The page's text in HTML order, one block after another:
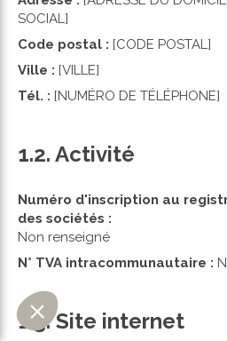
SOCIAL]
Code postal : [CODE POSTAL]
Ville : [VILLE]
Tél. : [NUMÉRO DE TÉLÉPHONE]
1.2. Activité
Numéro d'inscription au
des sociétés :
Non renseigné
N° TVA intracommunautaire :
1.3. Site internet